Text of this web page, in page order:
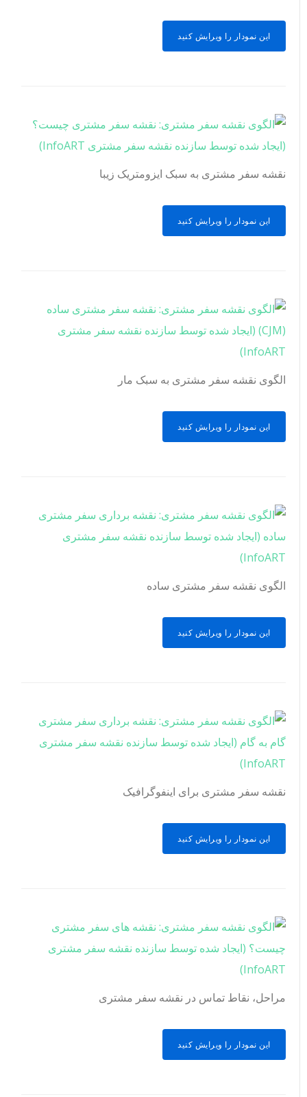
این نمودار را ویرایش کنید
نقشه سفر مشتری به سبک ایزومتریک زیبا
این نمودار را ویرایش کنید
الگوی نقشه سفر مشتری به سبک مار
این نمودار را ویرایش کنید
الگوی نقشه سفر مشتری ساده
این نمودار را ویرایش کنید
نقشه سفر مشتری برای اینفوگرافیک
این نمودار را ویرایش کنید
مراحل، نقاط تماس در نقشه سفر مشتری
این نمودار را ویرایش کنید